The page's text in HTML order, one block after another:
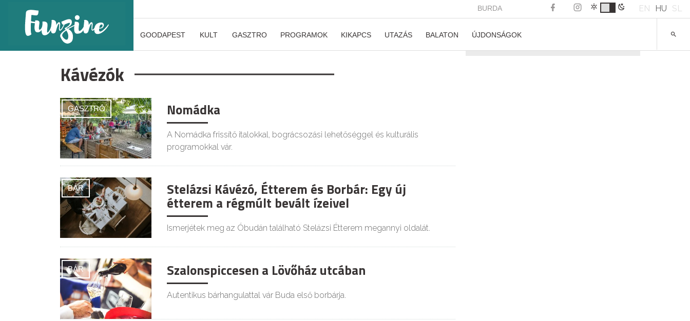
BURDA EN HU SL
GOODAPEST KULT GASZTRO PROGRAMOK KIKAPCS UTAZÁS BALATON ÚJDONSÁGOK
Kávézók
GASZTRÓ Nomádka
A Nomádka frissítő italokkal, bográcsozási lehetőséggel és kulturális
programokkal vár.
BÁR Stelázsi Kávézó, Étterem és Borbár: Egy új
étterem a régmúlt bevált ízeivel
Ismerjétek meg az Óbudán található Stelázsi Étterem megannyi oldalát.
BÁR Szalonspiccesen a Lövőház utcában
Autentikus bárhangulattal vár Buda első borbárja.